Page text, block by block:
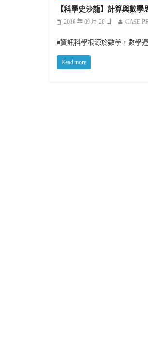
【科學史沙龍】計算與數學
2016 年 09 月 26 日 CASE
■資訊科學根源於數學，數學
Read more